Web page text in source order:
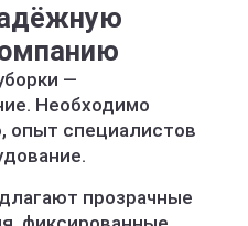
—
Необходимо
опыт специалистов
прозрачные